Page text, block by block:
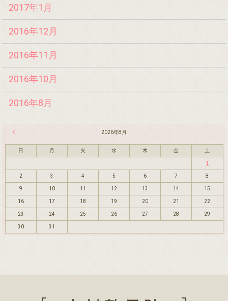
2017年1月
2016年12月
2016年11月
2016年10月
2016年8月
2026年8月
日 月 火 水 木 金 土
1
2 3 4 5 6 7 8
9 10 11 12 13 14 15
16 17 18 19 20 21 22
23 24 25 26 27 28 29
30 31